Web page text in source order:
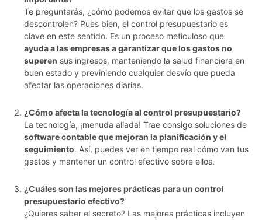
Te preguntarás, ¿cómo podemos evitar que los gastos se
descontrolen? Pues bien, el control presupuestario es
clave en este sentido. Es un proceso meticuloso que
ayuda a las empresas a garantizar que los gastos no
superen sus ingresos, manteniendo la salud financiera en
buen estado y previniendo cualquier desvío que pueda
afectar las operaciones diarias.
¿Cómo afecta la tecnología al control presupuestario?
La tecnología, ¡menuda aliada! Trae consigo soluciones de
software contable que mejoran la planificación y el
seguimiento. Así, puedes ver en tiempo real cómo van tus
gastos y mantener un control efectivo sobre ellos.
¿Cuáles son las mejores prácticas para un control
presupuestario efectivo?
¿Quieres saber el secreto? Las mejores prácticas incluyen